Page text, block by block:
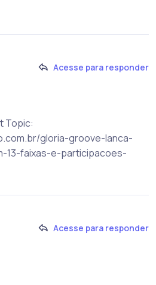
Acesse para responder
Topic:
gloria-groove-lanca-
13-faixas-e-participacoes-
Acesse para responder